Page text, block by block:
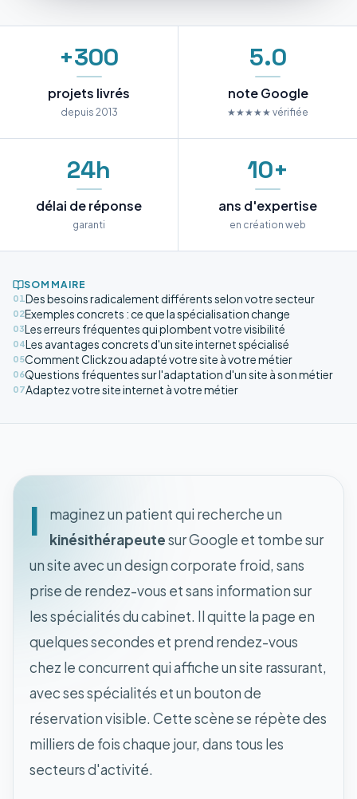
+300
projets livrés
depuis 2013
5.0
note Google
★★★★★ vérifiée
24h
délai de réponse
garanti
10+
ans d'expertise
en création web
SOMMAIRE
01Des besoins radicalement différents selon votre secteur
02Exemples concrets : ce que la spécialisation change
03Les erreurs fréquentes qui plombent votre visibilité
04Les avantages concrets d'un site internet spécialisé
05Comment Clickzou adapté votre site à votre métier
06Questions fréquentes sur l'adaptation d'un site à son métier
07Adaptez votre site internet à votre métier
I
maginez un patient qui recherche un
kinésithérapeutesur Google et tombe sur
un site avec un design corporate froid, sans
prise de rendez-vous et sans information sur
les spécialités du cabinet. Il quitte la page en
quelques secondes et prend rendez-vous
chez le concurrent qui affiche un site rassurant,
avec ses spécialités et un bouton de
réservation visible. Cette scène se répète des
milliers de fois chaque jour, dans tous les
secteurs d'activité.